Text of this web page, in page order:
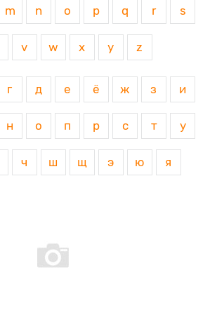
m n o p q r s
v w x y z
г д е ё ж з и
н о п р с т у
ч ш щ э ю я